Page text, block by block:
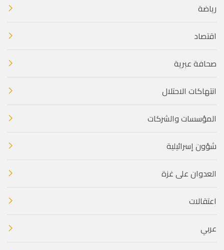
رياضة
اقتصاد
صحافة عبرية
انتهاكات الاحتلال
المؤسسات والشركات
شؤون إسرائيلية
العدوان على غزة
اعتقالات
عربي